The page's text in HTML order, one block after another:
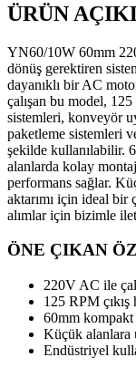
ÜRÜN
YN60/10W 60mm
dönüş gerektiren
dayanıklı bir AC
çalışan bu model, 125
sistemleri, konveyör
paketleme sistemleri
şekilde kullanılabilir.
alanlarda kolay
performans sağlar.
aktarımı için ideal
alımlar için bizimle
ÖNE ÇIKAN
220V AC ile
125 RPM çıkış
60mm kompakt
Küçük alanlara
Endüstriyel